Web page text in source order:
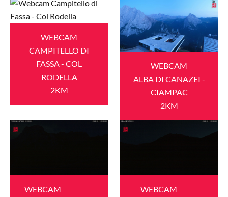
WEBCAM
CAMPITELLO DI
FASSA - COL
RODELLA
2KM
WEBCAM
ALBA DI CANAZEI -
CIAMPAC
2KM
WEBCAM
WEBCAM